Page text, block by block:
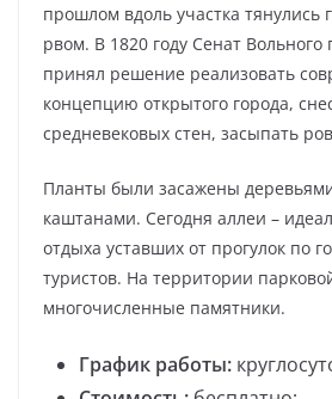
прошлом вдоль участка тянулись
рвом. В 1820 году Сенат Вольного
принял решение реализовать
концепцию открытого города,
средневековых стен, засыпать
Планты были засажены
каштанами. Сегодня аллеи –
отдыха уставших от прогулок по
туристов. На территории
многочисленные памятники.
График работы: